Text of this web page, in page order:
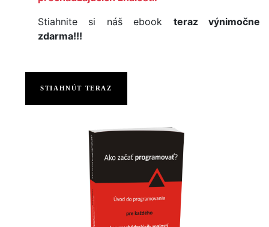
Stiahnite si náš ebook teraz výnimočne
zdarma!!!
STIAHNÚT TERAZ